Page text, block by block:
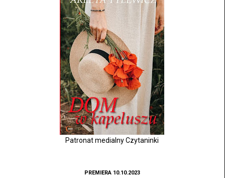
Patronat medialny Czytaninki
PREMIERA 10.10.2023